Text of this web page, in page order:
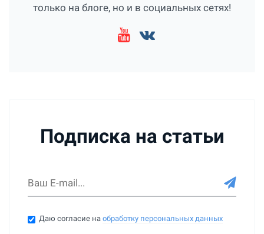
только на блоге, но и в социальных сетях!
Подписка на статьи
Даю согласие наобработку персональных данных